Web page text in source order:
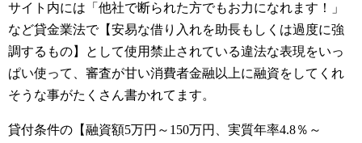
サイト内には「他社で断られた方でもお力になれます！」
など貸金業法で【安易な借り入れを助長もしくは過度に強
調するもの】として使用禁止されている違法な表現をいっ
ぱい使って、審査が甘い消費者金融以上に融資をしてくれ
そうな事がたくさん書かれてます。
貸付条件の【融資額5万円～150万円、実質年率4.8％～